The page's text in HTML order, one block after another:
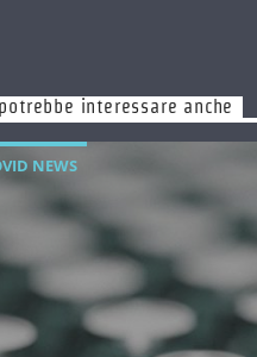
interessare anche
NEWS